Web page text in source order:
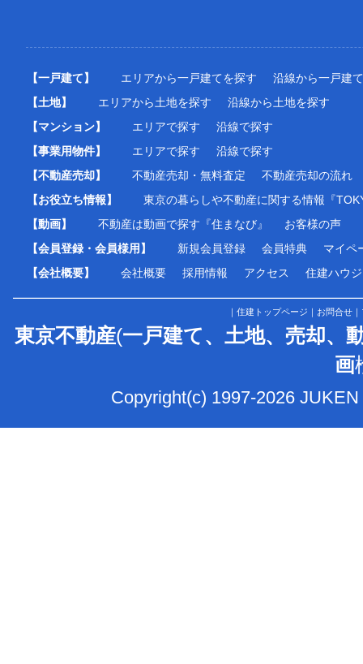
【一戸建て】 エリアから一戸建てを探す
沿線から一戸建
【土地】
エリアから土地を探す
沿線から土地を探す
【マンション】
エリアで探す
沿線で探す
【事業用物件】
エリアで探す
沿線で探す
【不動産売却】
不動産売却・無料査定
不動産売却の流れ
【お役立ち情報】
東京の暮らしや不動産に関する情報『
【動画】
不動産は動画で探す『住まなび』
お客様の声
【会員登録・会員様用】
新規会員登録 会員特典
マイペ
【会社概要】
会社概要 採用情報 アクセス 住建ハウ
住建トップページ お問合せ
東京不動産(一戸建て、土地、売却、
画
Copyright(c) 1997-2026